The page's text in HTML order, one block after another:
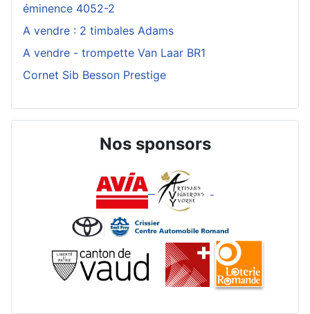
éminence 4052-2
A vendre : 2 timbales Adams
A vendre - trompette Van Laar BR1
Cornet Sib Besson Prestige
Nos sponsors